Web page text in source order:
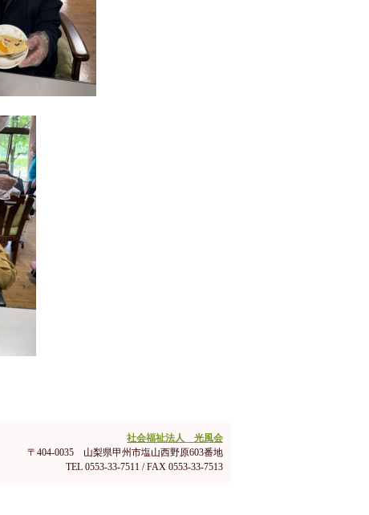
社会福祉法人 光風会
〒404-0035 山梨県甲州市塩山西野原603番地
TEL 0553-33-7511 / FAX 0553-33-7513